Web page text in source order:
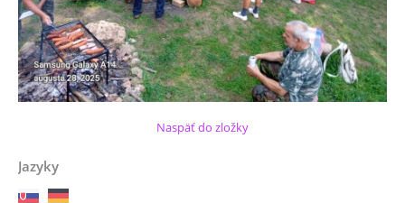
Naspäť do zložky
Jazyky